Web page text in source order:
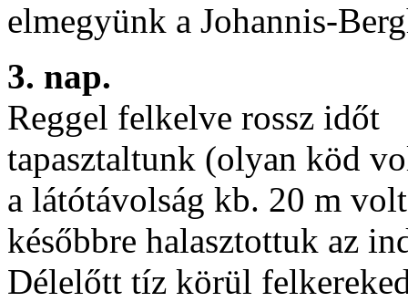
elmegyünk a Johannis-
3. nap.
Reggel felkelve rossz időt
tapasztaltunk (olyan köd
a látótávolság kb. 20 m
későbbre halasztottuk az
Délelőtt tíz körül